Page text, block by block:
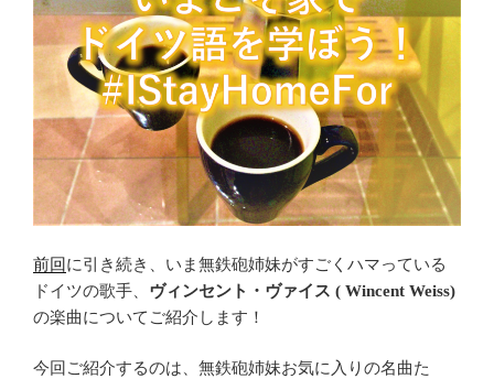
前回 に引き続き、いま無鉄砲姉妹がすごくハマっている
ドイツの歌手、 ヴィンセント・ヴァイス ( Wincent Weiss)
の楽曲についてご紹介します！
今回ご紹介するのは、無鉄砲姉妹お気に入りの名曲た